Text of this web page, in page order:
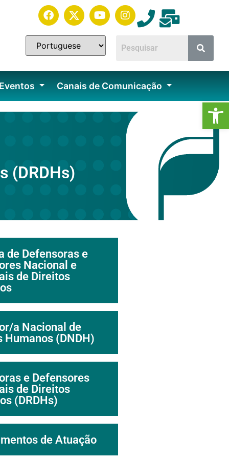
Canais de Comunicação
(DRDHs)
de Defensoras e
Nacional e
de Direitos
a Nacional de
Humanos (DNDH)
e Defensores
de Direitos
(DRDHs)
de Atuação